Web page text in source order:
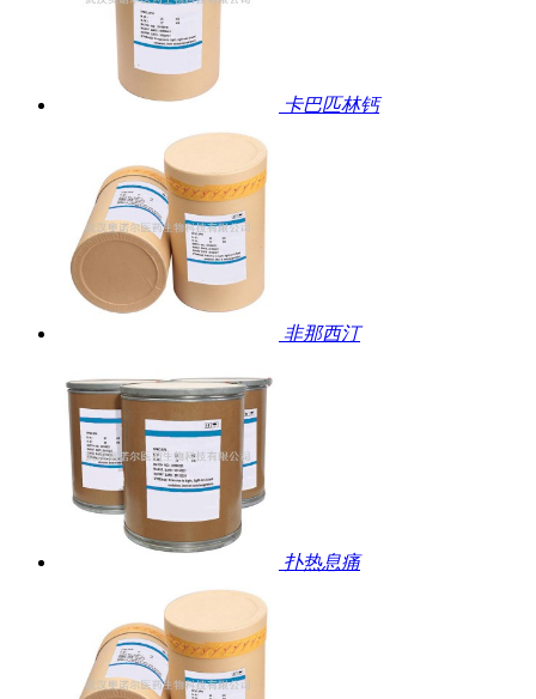
卡巴匹林钙
非那西汀
扑热息痛